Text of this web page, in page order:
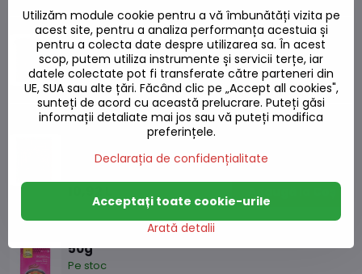
Pastă de curry roșu LOBO 400g
Pe stoc
26,16 L Adaugă la Coș
Paste calde pe Curry de legume indonezian
Pe stoc
Pastă fierbinte pentru supa Kimchi AHG
50g
Pe stoc
Utilizăm module cookie pentru a vă îmbunătăți vizita pe
acest site, pentru a analiza performanța acestuia și
pentru a colecta date despre utilizarea sa. În acest
scop, putem utiliza instrumente și servicii terțe, iar
datele colectate pot fi transferate către parteneri din
UE, SUA sau alte țări. Făcând clic pe „Accept all cookies",
sunteți de acord cu această prelucrare. Puteți găsi
informații detaliate mai jos sau vă puteți modifica
preferințele.
Declarația de confidențialitate
Arată detalii
Acceptați toate cookie-urile